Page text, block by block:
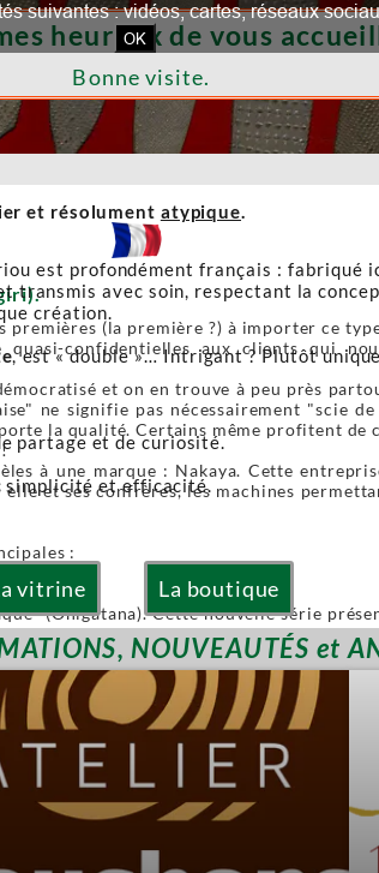
vitrine La boutique
premières (la première ?) à importer ce
quasi-confidentielles aux clients qui
et on en trouve à peu près
ne signifie pas nécessairement "scie
la qualité. Certains même profitent
!
à une marque : Nakaya. Cette
elle et ses confrères, les machines
:
(Gold)
(Onigatana). Cette nouvelle série
conservant l'avantage d'une lame
produits spécifiques :
japonais de nos scies à guichet.
les tenons.
toutes les lames de rechange.
heureux de vous
Bonne visite.
et résolument atypique.
est profondément français : fabriqué
transmis avec soin, respectant la
création.
, est « double »… Intrigant ? Plutôt
partage et de curiosité.
simplicité et efficacité.
NOUVEAUTÉS et
suivantes : vidéos, cartes, réseaux
OK